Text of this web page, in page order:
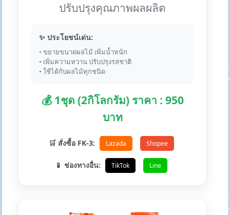
ปรับปรุงคุณภาพผลผลิต
✨ ประโยชน์เด่น:
• ขยายขนาดผลไม้ เพิ่มน้ำหนัก
• เพิ่มความหวาน ปรับปรุงรสชาติ
• ใช้ได้กับผลไม้ทุกชนิด
💰 1ชุด (2กิโลกรัม) ราคา : 950
บาท
🛒 สั่งซื้อ FK-3: Lazada Shopee
📱 ช่องทางอื่น: TikTok Line